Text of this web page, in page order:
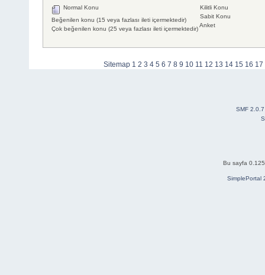
Normal Konu
Beğenilen konu (15 veya fazlası ileti içermektedir)
Çok beğenilen konu (25 veya fazlası ileti içermektedir)
Kilitli Konu
Sabit Konu
Anket
Sitemap 1 2 3 4 5 6 7 8 9 10 11 12 13 14 15 16 17
SMF 2.0.7
Bu sayfa
SimplePortal